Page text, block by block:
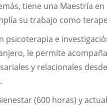
tiene una Maestría en
su trabajo como
psicoterapia e
le permite
y relacionales
(600 horas) y